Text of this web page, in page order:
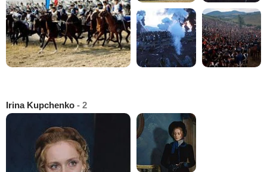
Irina Kupchenko - 2